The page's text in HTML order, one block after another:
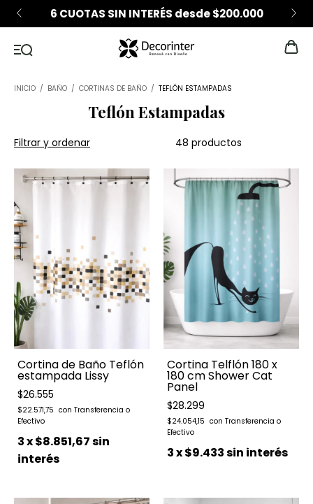
6 CUOTAS SIN INTERÉS desde $200.000
INICIO / BAÑO / CORTINAS DE BAÑO / TEFLÓN ESTAMPADAS
Teflón Estampadas
Filtrar y ordenar 48 productos
Cortina de Baño Teflón
estampada Lissy
$26.555
$22.571,75
3x$8.851,67sin
interés
Cortina Telflón 180 x
180 cm Shower Cat
Panel
$28.299
$24.054,15
3x$9.433sin interés